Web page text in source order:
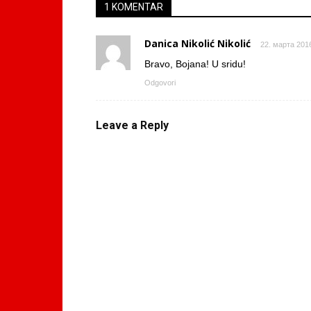
1 KOMENTAR
Danica Nikolić Nikolić 22. марта
Bravo, Bojana! U sridu!
Odgovori
Leave a Reply